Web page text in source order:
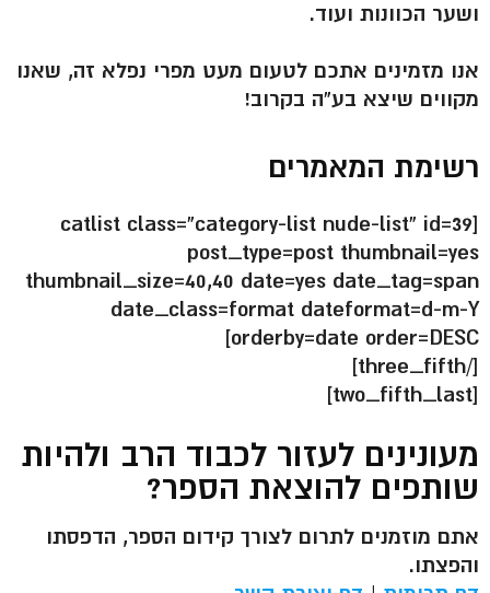
ושער הכוונות ועוד.
אנו מזמינים אתכם לטעום מעט מפרי נפלא זה, שאנו
מקווים שיצא בע”ה בקרוב!
רשימת המאמרים
[catlist class=”category-list nude-list” id=39
post_type=post thumbnail=yes
thumbnail_size=40,40 date=yes date_tag=span
date_class=format dateformat=d-m-Y
orderby=date order=DESC]
[/three_fifth]
[two_fifth_last]
מעונינים לעזור לכבוד הרב ולהיות
שותפים להוצאת הספר?
אתם מוזמנים לתרום לצורך קידום הספר, הדפסתו
והפצתו.